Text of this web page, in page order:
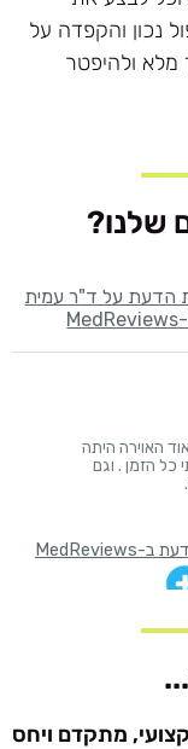
נכון והקפדה על
מלא ולהיפטר
שלנו?
מתקדם ויחס